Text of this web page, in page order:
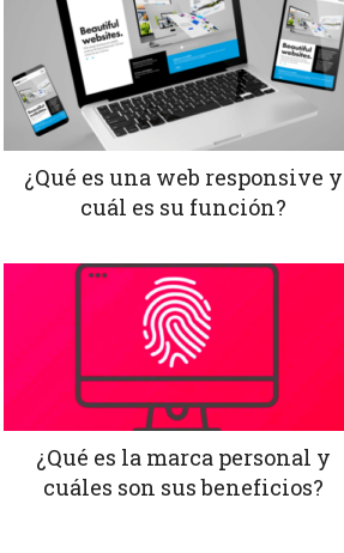
¿Qué es una web responsive y
cuál es su función?
¿Qué es la marca personal y
cuáles son sus beneficios?